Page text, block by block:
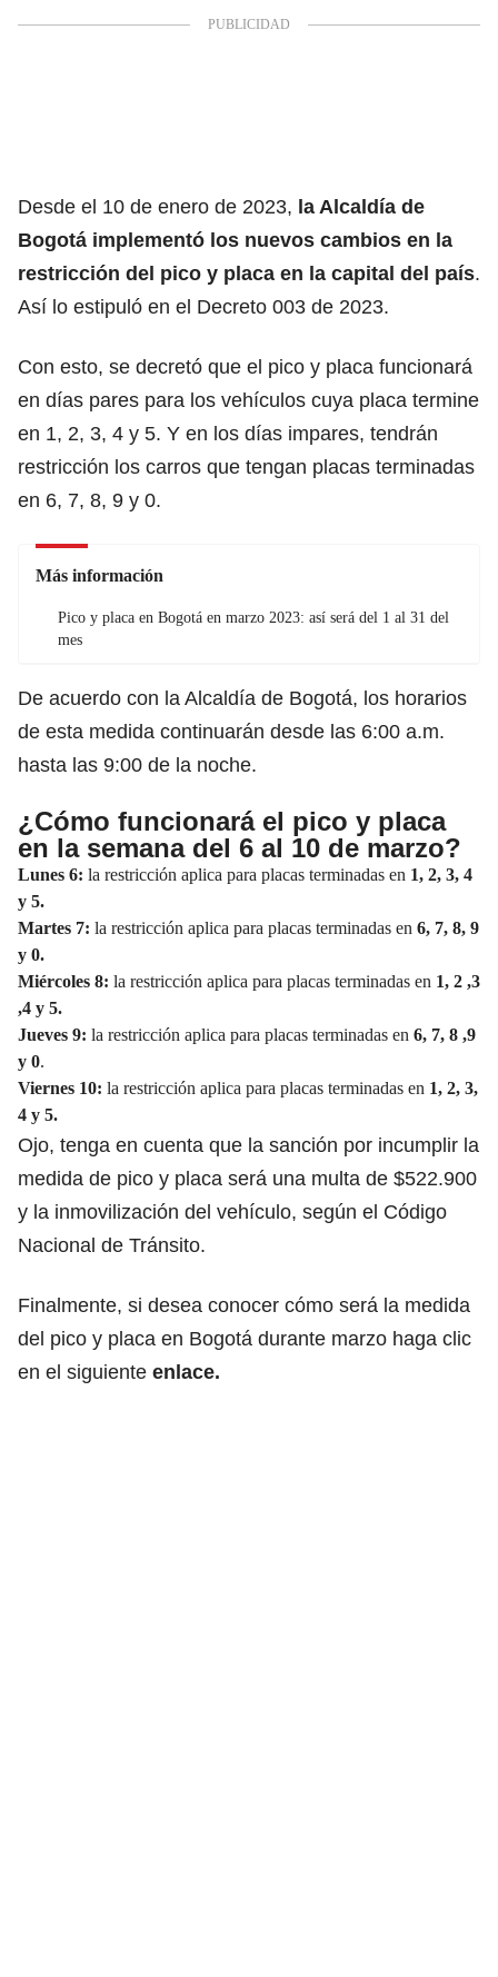
Desde el 10 de enero de 2023, la Alcaldía de
Bogotá implementó los nuevos cambios en la
restricción del pico y placa en la capital del país.
Así lo estipuló en el Decreto 003 de 2023.
Con esto, se decretó que el pico y placa funcionará
en días pares para los vehículos cuya placa termine
en 1, 2, 3, 4 y 5. Y en los días impares, tendrán
restricción los carros que tengan placas terminadas
en 6, 7, 8, 9 y 0.
Más información
Pico y placa en Bogotá en marzo 2023: así será del 1 al 31 del
mes
De acuerdo con la Alcaldía de Bogotá, los horarios
de esta medida continuarán desde las 6:00 a.m.
hasta las 9:00 de la noche.
¿Cómo funcionará el pico y placa
en la semana del 6 al 10 de marzo?
Lunes 6: la restricción aplica para placas terminadas en 1, 2, 3, 4
y 5.
Martes 7: la restricción aplica para placas terminadas en 6, 7, 8, 9
y 0.
Miércoles 8: la restricción aplica para placas terminadas en 1, 2 ,3
,4 y 5.
Jueves 9: la restricción aplica para placas terminadas en 6, 7, 8 ,9
y 0.
Viernes 10: la restricción aplica para placas terminadas en 1, 2, 3,
4 y 5.
Ojo, tenga en cuenta que la sanción por incumplir la
medida de pico y placa será una multa de $522.900
y la inmovilización del vehículo, según el Código
Nacional de Tránsito.
Finalmente, si desea conocer cómo será la medida
del pico y placa en Bogotá durante marzo haga clic
en el siguiente enlace.